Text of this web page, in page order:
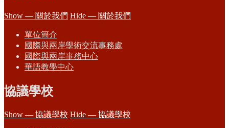
Show — 關於我們 Hide — 關於我們
單位簡介
國際與兩岸學術交流事務處
國際與兩岸事務中心
華語教學中心
協議學校
Show — 協議學校 Hide — 協議學校